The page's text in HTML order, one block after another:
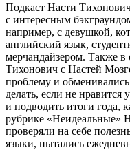
Подкаст Насти
с интересным
например, с девушкой,
английский язык,
мерчандайзером. Также
Тихонович с Настей
проблему и
делать, если не нравится
и подводить итоги года,
рубрике «Неидеальные»
проверяли на себе
языки, пытались